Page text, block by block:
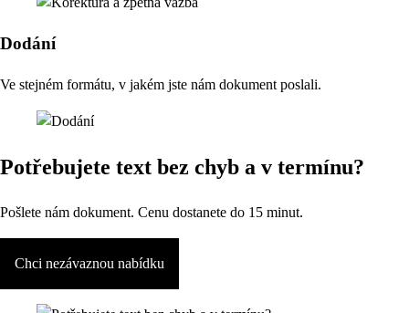
Dodání
Ve stejném formátu, v jakém jste nám dokument poslali.
Potřebujete text bez chyb a v termínu?
Pošlete nám dokument. Cenu dostanete do 15 minut.
Chci nezávaznou nabídku